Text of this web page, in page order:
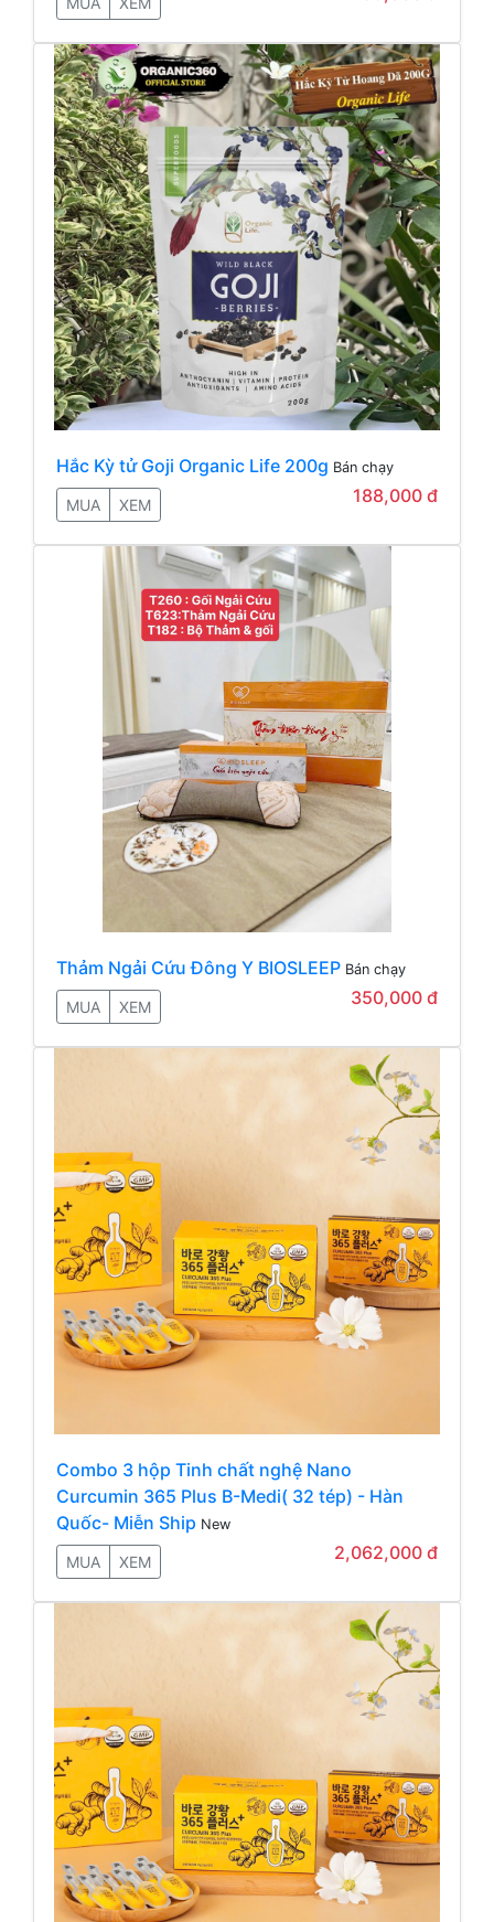
Hắc Kỳ tử Goji Organic Life 200g Bán chạy
MUA XEM 188,000 đ
Thảm Ngải Cứu Đông Y BIOSLEEP Bán chạy
MUA XEM 350,000 đ
Combo 3 hộp Tinh chất nghệ Nano
Curcumin 365 Plus B-Medi( 32 tép) - Hàn
Quốc- Miễn Ship New
MUA XEM 2,062,000 đ